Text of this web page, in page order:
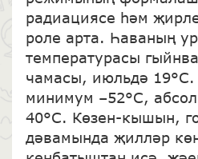
радиациясе һәм
роле арта. Һаваның
температурасы
чамасы, июльдә 19°С.
минимум –52°С,
40°С. Көзен-кышын,
дәвамында җилләр